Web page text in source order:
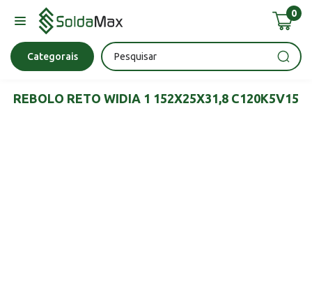
0
Categorais
Bateria Chave Impacto Esmerilhadeira
REBOLO RETO WIDIA 1 152X25X31,8 C120K5V15